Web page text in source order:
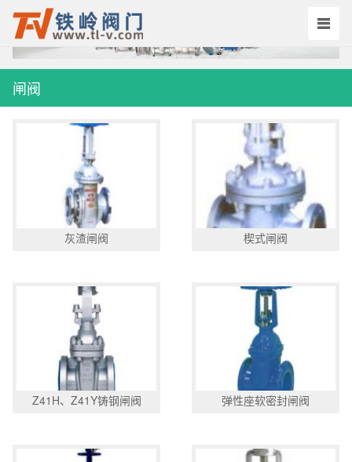
闸阀
灰渣闸阀 楔式闸阀
Z41H、Z41Y铸钢闸阀 弹性座软密封闸阀